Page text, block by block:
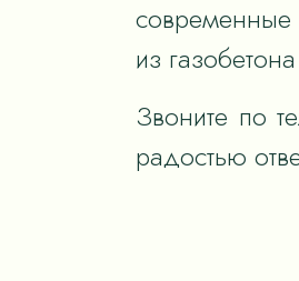
из
Звоните по
радостью